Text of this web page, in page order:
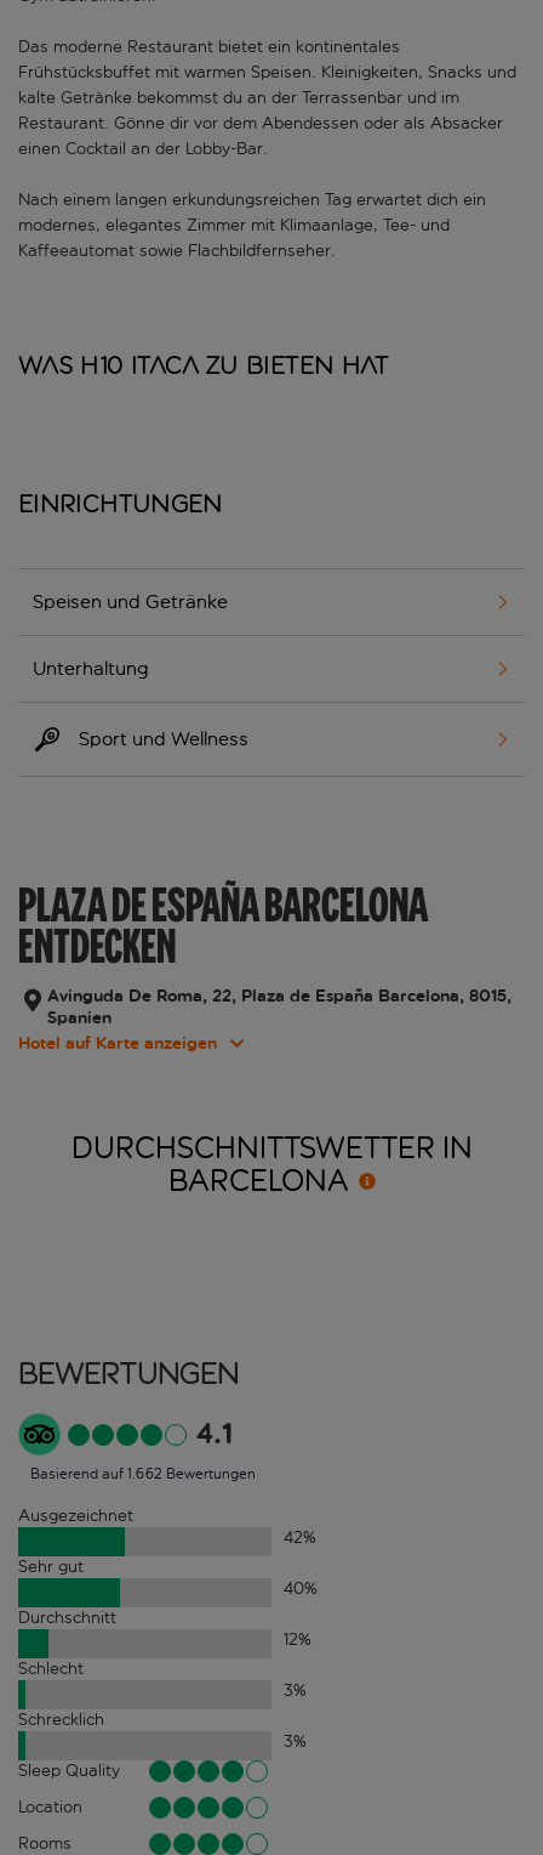
Das moderne Restaurant bietet ein kontinentales
Frühstücksbuffet mit warmen Speisen. Kleinigkeiten, Snacks und
kalte Getränke bekommst du an der Terrassenbar und im
Restaurant. Gönne dir vor dem Abendessen oder als Absacker
einen Cocktail an der Lobby-Bar.
Nach einem langen erkundungsreichen Tag erwartet dich ein
modernes, elegantes Zimmer mit Klimaanlage, Tee- und
Kaffeeautomat sowie Flachbildfernseher.
Was H10 Itaca zu bieten hat
Einrichtungen
Speisen und Getränke
Unterhaltung
Sport und Wellness
PLAZA DE ESPAÑA BARCELONA
ENTDECKEN
Avinguda De Roma, 22, Plaza de España Barcelona, 8015,
Spanien
Hotel auf Karte anzeigen
DURCHSCHNITTSWETTER IN
BARCELONA
Bewertungen
4.1
Basierend auf 1.662 Bewertungen
Ausgezeichnet
42%
Sehr gut
40%
Durchschnitt
12%
Schlecht
3%
Schrecklich
3%
Sleep Quality
Location
Rooms